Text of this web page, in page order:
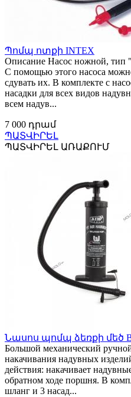
Պոմպ ոտքի INTEX
Описание Насос ножной, тип
С помощью этого насоса
сдувать их. В комплекте с
насадки для всех видов
всем надув...
7 000 դրամ
ՊԱՏՎԻՐԵԼ
ՊԱՏՎԻՐԵԼ ԱՌԱՔՈՒՄ
Նասոս պոմպ ձեռքի մեծ
Большой механический
накачивания надувных
действия: накачивает
обратном ходе поршня. В
шланг и 3 насад...